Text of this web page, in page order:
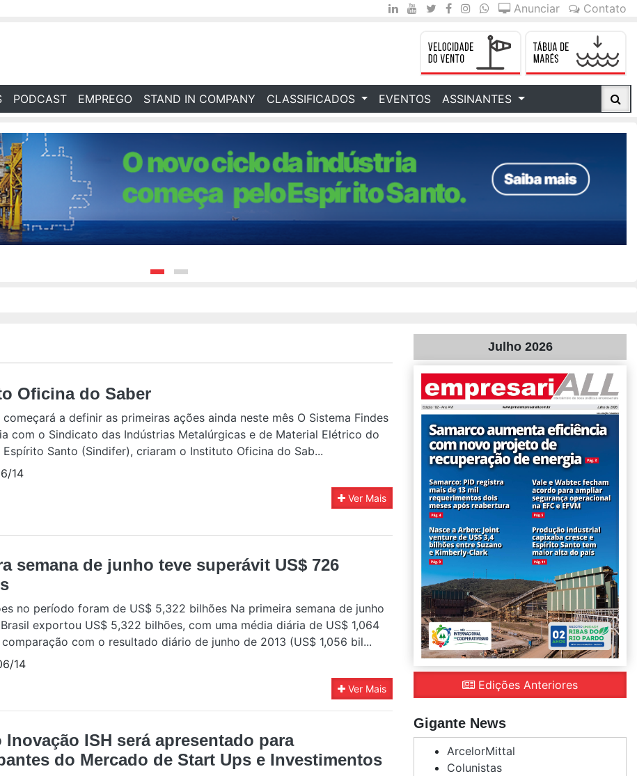
Anunciar Contato
PODCAST EMPREGO STAND IN COMPANY CLASSIFICADOS EVENTOS ASSINANTES
Oficina do Saber
a definir as primeiras ações ainda neste mês O Sistema Findes
com o Sindicato das Indústrias Metalúrgicas e de Material Elétrico do
Santo (Sindifer), criaram o Instituto Oficina do Sab...
14
Ver Mais
semana de junho teve superávit US$ 726
no período foram de US$ 5,322 bilhões Na primeira semana de junho
exportou US$ 5,322 bilhões, com uma média diária de US$ 1,064
com o resultado diário de junho de 2013 (US$ 1,056 bil...
14
Ver Mais
Inovação ISH será apresentado para
do Mercado de Start Ups e Investimentos
Julho 2026
Edições Anteriores
Gigante News
ArcelorMittal
Colunistas